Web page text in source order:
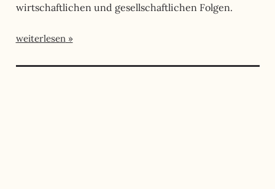
wirtschaftlichen und gesellschaftlichen Folgen.
weiterlesen